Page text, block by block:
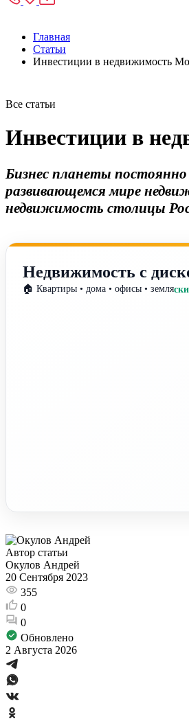
Главная
Статьи
Инвестиции в недвижимость
Все статьи
Инвестиции в
Бизнес планеты
развивающемся мире
недвижимость столицы
Недвижимость с
🏠 Квартиры • дома • офисы • земля
Автор статьи
Окулов Андрей
20 Сентября 2023
355
0
0
Обновлено
2 Августа 2026